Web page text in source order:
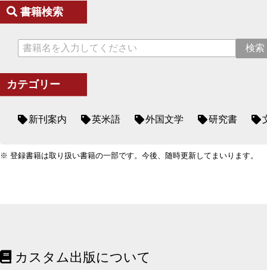
書籍検索
カテゴリー
新刊案内 英米語 外国文学 研究書
※ 登録書籍は取り扱い書籍の一部です。今後、随時更新してまいります。
カスタム出版について